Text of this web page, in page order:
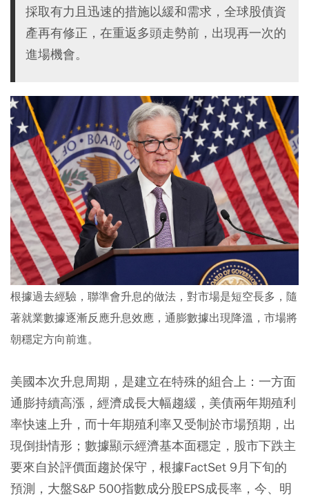
採取有力且迅速的措施以緩和需求，全球股債資
產再有修正，在重返多頭走勢前，出現再一次的
進場機會。
根據過去經驗，聯準會升息的做法，對市場是短空長多，隨
著就業數據逐漸反應升息效應，通膨數據出現降溫，市場將
朝穩定方向前進。
美國本次升息周期，是建立在特殊的組合上：一方面
通膨持續高漲，經濟成長大幅趨緩，美債兩年期殖利
率快速上升，而十年期殖利率又受制於市場預期，出
現倒掛情形；數據顯示經濟基本面穩定，股市下跌主
要來自於評價面趨於保守，根據FactSet 9月下旬的
預測，大盤S&P 500指數成分股EPS成長率，今、明